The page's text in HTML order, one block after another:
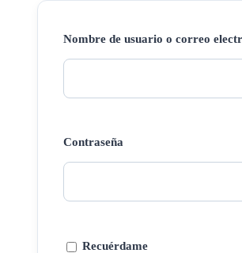
Nombre de usuario o correo
Contraseña
Recuérdame